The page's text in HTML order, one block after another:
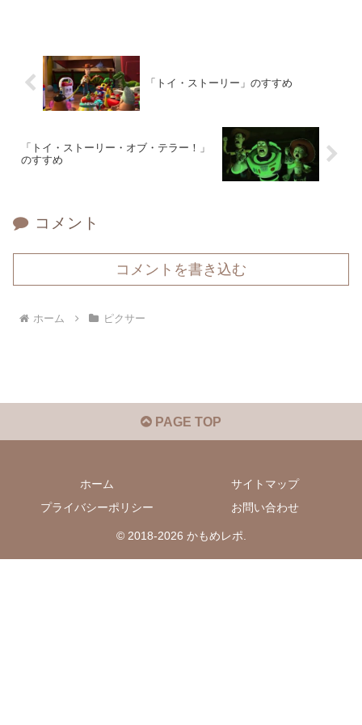
「トイ・ストーリー」のすすめ
「トイ・ストーリー・オブ・テラー！」
のすすめ
コメント
コメントを書き込む
ホーム ピクサー
PAGE TOP
ホーム
サイトマップ
プライバシーポリシー
お問い合わせ
© 2018-2026 かもめレポ.